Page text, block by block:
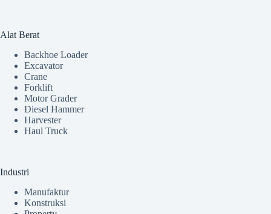
Alat Berat
Backhoe Loader
Excavator
Crane
Forklift
Motor Grader
Diesel Hammer
Harvester
Haul Truck
Industri
Manufaktur
Konstruksi